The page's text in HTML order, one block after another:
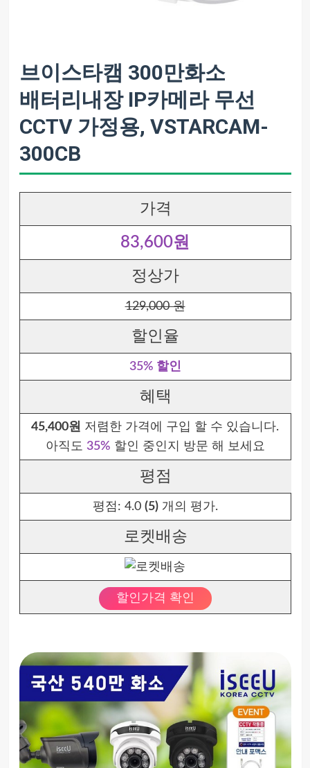
브이스타캠 300만화소
배터리내장 IP카메라 무선
CCTV 가정용, VSTARCAM-
300CB
가격
83,600원
정상가
129,000 원
할인율
35% 할인
혜택
45,400원 저렴한 가격에 구입 할 수 있습니다.
아직도 35% 할인 중인지 방문 해 보세요
평점
평점: 4.0 (5)개의 평가.
로켓배송
할인가격 확인